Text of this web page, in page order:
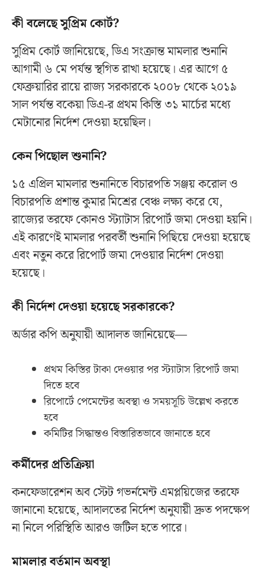
কী বলেছে সুপ্রিম কোর্ট?
সুপ্রিম কোর্ট জানিয়েছে, ডিএ সংক্রান্ত মামলার শুনানি
আগামী ৬ মে পর্যন্ত স্থগিত রাখা হয়েছে। এর আগে ৫
ফেব্রুয়ারির রায়ে রাজ্য সরকারকে ২০০৮ থেকে ২০১৯
সাল পর্যন্ত বকেয়া ডিএ-র প্রথম কিস্তি ৩১ মার্চের মধ্যে
মেটানোর নির্দেশ দেওয়া হয়েছিল।
কেন পিছোল শুনানি?
১৫ এপ্রিল মামলার শুনানিতে বিচারপতি সঞ্জয় করোল ও
বিচারপতি প্রশান্ত কুমার মিশ্রের বেঞ্চ লক্ষ্য করে যে,
রাজ্যের তরফে কোনও স্ট্যাটাস রিপোর্ট জমা দেওয়া হয়নি।
এই কারণেই মামলার পরবর্তী শুনানি পিছিয়ে দেওয়া হয়েছে
এবং নতুন করে রিপোর্ট জমা দেওয়ার নির্দেশ দেওয়া
হয়েছে।
কী নির্দেশ দেওয়া হয়েছে সরকারকে?
অর্ডার কপি অনুযায়ী আদালত জানিয়েছে—
প্রথম কিস্তির টাকা দেওয়ার পর স্ট্যাটাস রিপোর্ট জমা
দিতে হবে
রিপোর্টে পেমেন্টের অবস্থা ও সময়সূচি উল্লেখ করতে
হবে
কমিটির সিদ্ধান্তও বিস্তারিতভাবে জানাতে হবে
কর্মীদের প্রতিক্রিয়া
কনফেডারেশন অব স্টেট গভর্নমেন্ট এমপ্লয়িজের তরফে
জানানো হয়েছে, আদালতের নির্দেশ অনুযায়ী দ্রুত পদক্ষেপ
না নিলে পরিস্থিতি আরও জটিল হতে পারে।
মামলার বর্তমান অবস্থা